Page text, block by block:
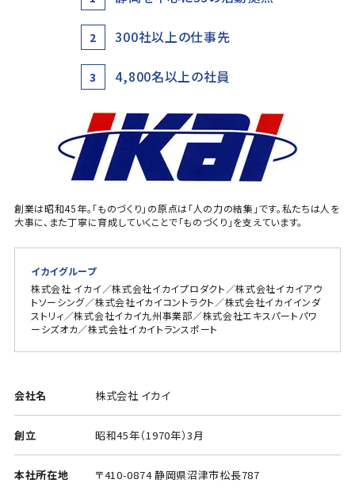
2 300社以上の仕事先
3 4,800名以上の社員
創業は昭和45年。「ものづくり」の原点は「人の力の結集」です。私たちは人を
大事に、また丁寧に育成していくことで「ものづくり」を支えています。
イカイグループ
株式会社 イカイ／株式会社イカイプロダクト／株式会社イカイアウ
トソーシング／株式会社イカイコントラクト／株式会社イカイインダ
ストリィ／株式会社イカイ九州事業部／株式会社エキスパートパワ
ーシズオカ／株式会社イカイトランスポート
会社名 株式会社 イカイ
創立 昭和45年（1970年）3月
本社所在地 〒410-0874 静岡県沼津市松長787